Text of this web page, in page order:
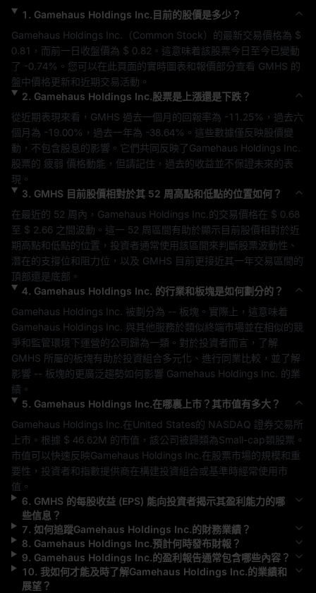
1 . Gamehaus Holdings Inc. 目前的股價是多少？
Gamehaus Holdings Inc.
（Common Stock）的最新交易價格為 $
0.81 ，而前一日收盤價為 $ 0.82 。這意味着該股票今日至今已變動
了 -0.74% 。您可以在此頁面的實時圖表和報價部分查看 GMHS 的
盤中價格更新和近期交易活動。
2. Gamehaus Holdings Inc.股票是上漲還是下跌？
從近期表現來看， GMHS 過去一個月的回報率為 -11.25% ，過去六
個月為 -19.00% ，過去一年為 -38.64% 。這些數據僅反映股價變
動，不包含股息的影響。它們共同反映了Gamehaus Holdings Inc.
股票的 疲弱 價格動能，但請記住，過去的收益並不保證未來的表
現。
3. GMHS 目前股價相對於其 52 周高點和低點的位置如何？
在最近的 52 周內， Gamehaus Holdings Inc. 的交易價格在 $ 0.68
至 $ 2.66 之間波動。這一 52 周區間有助於顯示目前股價相對於近
期高點和低點的位置，投資者通常使用該區間來判斷股票波動性、
潛在的支撐位和阻力位，以及 GMHS 目前更接近其一年交易區間的
頂部還是底部。
4. Gamehaus Holdings Inc. 的行業和板塊是如何劃分的？
Gamehaus Holdings Inc. 被劃分為 --
Gamehaus Holdings Inc. 與其他服務於類似終端市場並在相似的競
GMHS 所屬的板塊有助於投資組合多元化、進行同業比較，並了解
影響 -- 板塊的更廣泛趨勢如何影響 Gamehaus Holdings Inc. 的業
績。
5. Gamehaus Holdings Inc.在哪裏上市？其市值有多大？
Gamehaus Holdings Inc. 在United States的 NASDAQ 證券交易所
上市。根據 $ 46.62M 的市值，該公司被歸類為Small-cap類股票。
市值可以快速反映Gamehaus Holdings Inc. 在股票市場的規模和重
要性，投資者和指數提供商在構建投資組合或基準時經常使用市
值。
6. GMHS 的每股收益 (EPS) 能向投資者揭示其盈利能力的哪
些信息？
7. 如何追蹤Gamehaus Holdings Inc.的財務業績？
8. Gamehaus Holdings Inc.預計何時發布財報？
9. Gamehaus Holdings Inc.的盈利報告通常包含哪些內容？
10. 我如何才能及時了解Gamehaus Holdings Inc.的業績和
展望？